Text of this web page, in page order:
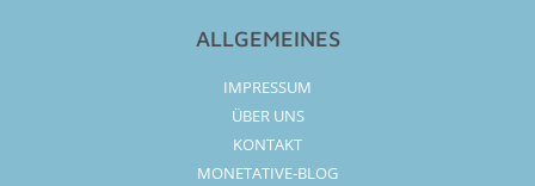
ALLGEMEINES
IMPRESSUM
ÜBER UNS
KONTAKT
MONETATIVE-BLOG